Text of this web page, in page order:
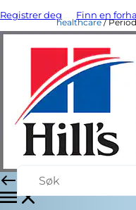
Registrer deg Finn en
healthcare